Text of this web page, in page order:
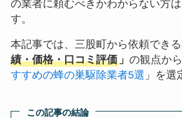
の業者に頼むべきかわからない方
す。
本記事では、三股町から依頼できる
績・価格・口コミ評価」 の観点か
すすめの蜂の巣駆除業者5選 」を選
この記事の結論